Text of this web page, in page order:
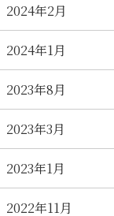
2024年2月
2024年1月
2023年8月
2023年3月
2023年1月
2022年11月